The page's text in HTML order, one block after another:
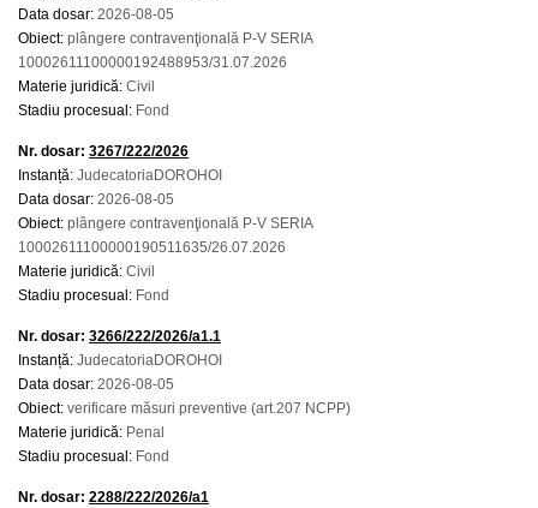
Data dosar: 2026-08-05
Obiect: plângere contravenţională P-V SERIA
10002611100000192488953/31.07.2026
Materie juridică: Civil
Stadiu procesual: Fond
Nr. dosar: 3267/222/2026
Instanță: JudecatoriaDOROHOI
Data dosar: 2026-08-05
Obiect: plângere contravenţională P-V SERIA
10002611100000190511635/26.07.2026
Materie juridică: Civil
Stadiu procesual: Fond
Nr. dosar: 3266/222/2026/a1.1
Instanță: JudecatoriaDOROHOI
Data dosar: 2026-08-05
Obiect: verificare măsuri preventive (art.207 NCPP)
Materie juridică: Penal
Stadiu procesual: Fond
Nr. dosar: 2288/222/2026/a1